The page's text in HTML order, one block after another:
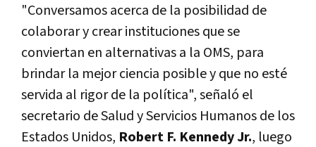
"Conversamos acerca de la posibilidad de
colaborar y crear instituciones que se
conviertan en alternativas a la OMS, para
brindar la mejor ciencia posible y que no esté
servida al rigor de la política", señaló el
secretario de Salud y Servicios Humanos de los
Estados Unidos, Robert F. Kennedy Jr., luego